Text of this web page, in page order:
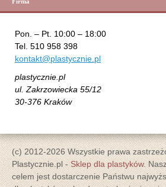
Pon. – Pt. 10:00 – 18:00
Tel. 510 958 398
kontakt@plastycznie.pl
plastycznie.pl
ul. Zakrzowiecka 55/12
30-376 Kraków
(c) 2012-2026 Wszystkie prawa
Plastycznie.pl -Sklep dla plastyków.
celem jest dostarczenie Państwu